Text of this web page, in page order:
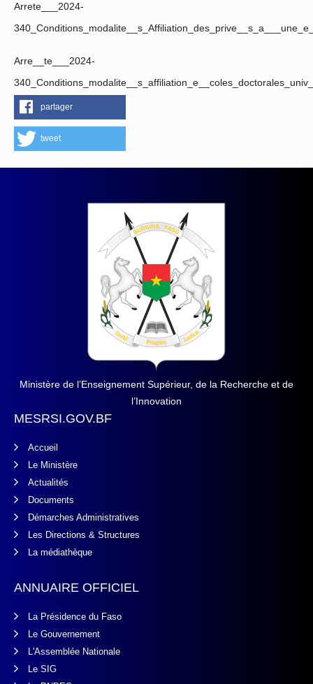
Arrete___2024-
Arre__te___2024-
partager
tweet
Ministère de l’Enseignement Supérieur, de la Recherche et de
l’Innovation
MESRSI.GOV.BF
Accueil
Le Ministère
Actualités
Documents
Démarches Administratives
Les Directions & Structures
La médiathèque
ANNUAIRE OFFICIEL
La Présidence du Faso
Le Gouvernement
L'Assemblée Nationale
Le SIG